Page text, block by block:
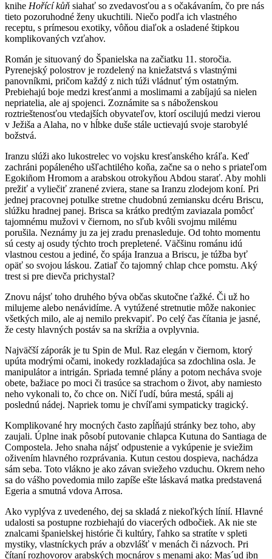
knihe Hořící kůň siahať so zvedavosťou a s očakávaním, čo pre nás
tieto pozoruhodné ženy ukuchtili. Niečo podľa ich vlastného
receptu, s prímesou exotiky, vôňou diaľok a osladené štipkou
komplikovaných vzťahov.
Román je situovaný do Španielska na začiatku 11. storočia.
Pyrenejský polostrov je rozdelený na kniežatstvá s vlastnými
panovníkmi, pričom každý z nich túži vládnuť tým ostatným.
Prebiehajú boje medzi kresťanmi a moslimami a zabíjajú sa nielen
nepriatelia, ale aj spojenci. Zoznámite sa s náboženskou
roztrieštenosťou vtedajších obyvateľov, ktorí oscilujú medzi vierou
v Ježiša a Alaha, no v hĺbke duše stále uctievajú svoje starobylé
božstvá.
Iranzu slúži ako lukostrelec vo vojsku kresťanského kráľa. Keď
zachráni popáleného ušľachtilého koňa, začne sa o neho s priateľom
Egokiñom Hromom a arabskou otrokyňou Abdou starať. Aby mohli
prežiť a vyliečiť zranené zviera, stane sa Iranzu zlodejom koní. Pri
jednej pracovnej potulke stretne chudobnú zemiansku dcéru Briscu,
slúžku hradnej panej. Brisca sa krátko predtým zaviazala pomôcť
tajomnému mužovi v čiernom, no sľub kvôli svojmu milému
porušila. Neznámy ju za jej zradu prenasleduje. Od tohto momentu
sú cesty aj osudy týchto troch prepletené. Väčšinu románu idú
vlastnou cestou a jediné, čo spája Iranzua a Briscu, je túžba byť
opäť so svojou láskou. Zatiaľ čo tajomný chlap chce pomstu. Aký
trest si pre dievča prichystal?
Znovu nájsť toho druhého býva občas skutočne ťažké. Či už ho
milujeme alebo nenávidíme. A vytúžené stretnutie môže nakoniec
všetkých milo, ale aj nemilo prekvapiť. Po celý čas čítania je jasné,
že cesty hlavných postáv sa na skrížia a ovplyvnia.
Najväčší záporák je tu Spin de Mul. Raz elegán v čiernom, ktorý
upúta modrými očami, inokedy rozkladajúca sa zdochlina osla. Je
manipulátor a intrigán. Spriada temné plány a potom necháva svoje
obete, bažiace po moci či trasúce sa strachom o život, aby namiesto
neho vykonali to, čo chce on. Ničí ľudí, búra mestá, spáli aj
poslednú nádej. Napriek tomu je chvíľami sympaticky tragický.
Komplikované hry mocných často zapĺňajú stránky bez toho, aby
zaujali. Úplne inak pôsobí putovanie chlapca Kutuna do Santiaga de
Compostela. Jeho snaha nájsť odpustenie a vykúpenie je sviežim
oživením hlavného rozprávania. Kutun cestou dospieva, nachádza
sám seba. Toto vlákno je ako závan sviežeho vzduchu. Okrem neho
sa do vášho povedomia milo zapíše ešte láskavá matka predstavená
Egeria a smutná vdova Arrosa.
Ako vyplýva z uvedeného, dej sa skladá z niekoľkých línií. Hlavné
udalosti sa postupne rozbiehajú do viacerých odbočiek. Ak nie ste
znalcami španielskej histórie či kultúry, ľahko sa stratíte v spleti
mystiky, vlastníckych práv a obzvlášť v menách či názvoch. Pri
čítaní rozhovorov arabských mocnárov s menami ako: Mas´ud ibn